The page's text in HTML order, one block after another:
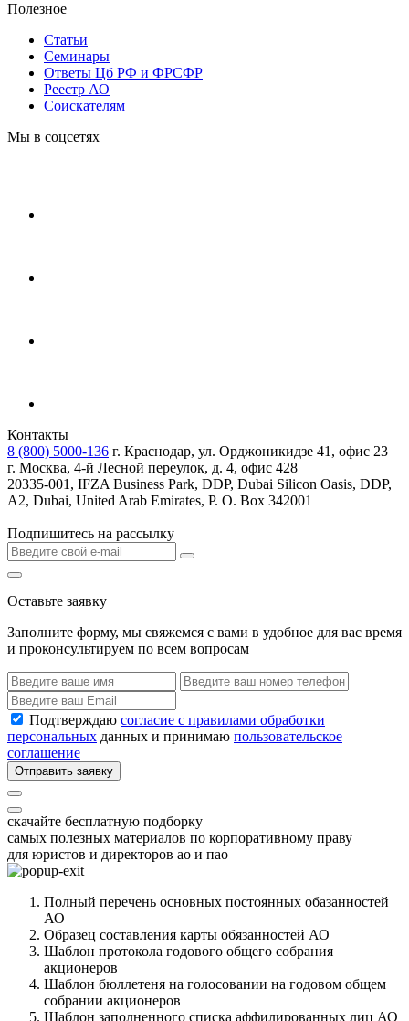
Полезное
Статьи
Cеминары
Ответы Цб РФ и ФРСФР
Реестр АО
Соискателям
Мы в соцсетях
Контакты
8 (800) 5000-136 г. Краснодар, ул. Орджоникидзе 41, офис 23
г. Москва, 4-й Лесной переулок, д. 4, офис 428
20335-001, IFZA Business Park, DDP, Dubai Silicon Oasis, DDP,
A2, Dubai, United Arab Emirates, P. O. Box 342001
Подпишитесь на рассылку
Оставьте заявку
Заполните форму, мы свяжемся с вами в удобное для вас время
и проконсультируем по всем вопросам
Подтверждаю согласие с правилами обработки
персональных данных и принимаю пользовательское
соглашение
Отправить заявку
скачайте бесплатную подборку
самых полезных материалов по корпоративному праву
для юристов и директоров ао и пао
Полный перечень основных постоянных обазанностей
АО
Образец составления карты обязанностей АО
Шаблон протокола годового общего собрания
акционеров
Шаблон бюллетеня на голосовании на годовом общем
собрании акционеров
Шаблон заполненного списка аффилированных лиц АО